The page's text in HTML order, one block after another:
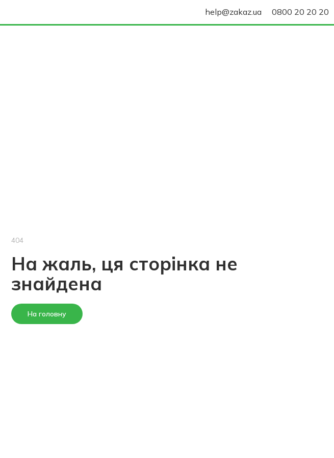
help@zakaz.ua 0800 20 20 20
404
На жаль, ця сторінка не
знайдена
На головну